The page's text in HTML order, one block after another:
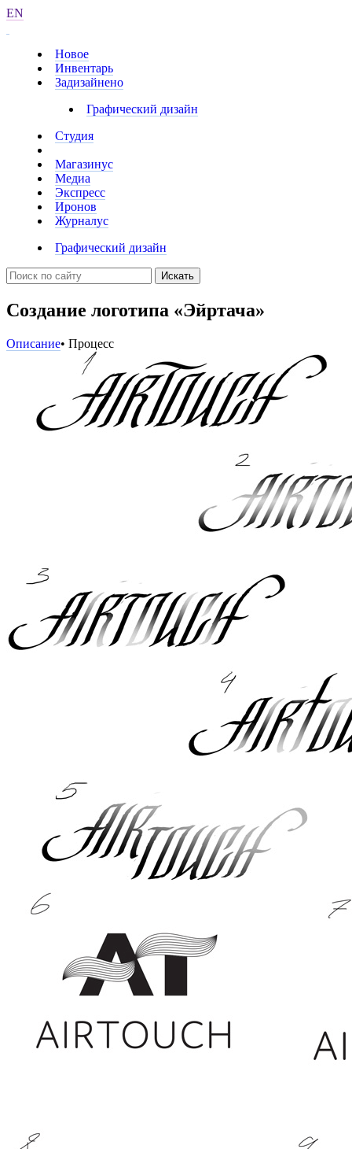
EN
Новое
Инвентарь
Задизайнено
Графический дизайн
Студия
Магазинус
Медиа
Экспресс
Иронов
Журналус
Графический дизайн
Искать
Создание логотипа «Эйртача»
Описание• Процесс